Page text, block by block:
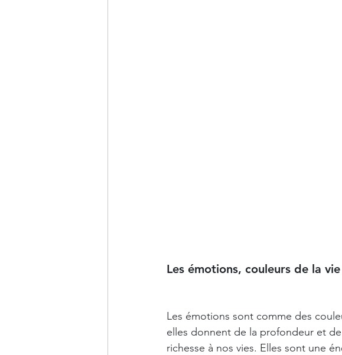
Les émotions, couleurs de la
Les émotions sont comme des
elles donnent de la profondeur et
richesse à nos vies. Elles sont une